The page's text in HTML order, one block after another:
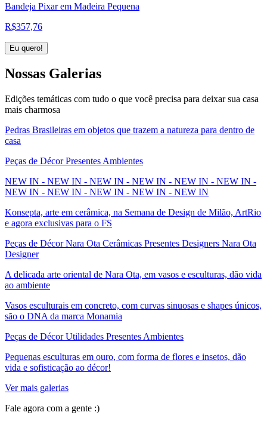
Bandeja Pixar em Madeira Pequena
R$357,76
Eu quero!
Nossas Galerias
Edições temáticas com tudo o que você precisa para deixar sua casa
mais charmosa
Pedras Brasileiras em objetos que trazem a natureza para dentro de
casa
Peças de Décor Presentes Ambientes
NEW IN - NEW IN - NEW IN - NEW IN - NEW IN - NEW IN -
NEW IN - NEW IN - NEW IN - NEW IN - NEW IN
Konsepta, arte em cerâmica, na Semana de Design de Milão, ArtRio
e agora exclusivas para o FS
Peças de Décor Nara Ota Cerâmicas Presentes Designers Nara Ota
Designer
A delicada arte oriental de Nara Ota, em vasos e esculturas, dão vida
ao ambiente
Vasos esculturais em concreto, com curvas sinuosas e shapes únicos,
são o DNA da marca Monamia
Peças de Décor Utilidades Presentes Ambientes
Pequenas esculturas em ouro, com forma de flores e insetos, dão
vida e sofisticação ao décor!
Ver mais galerias
Fale agora com a gente :)